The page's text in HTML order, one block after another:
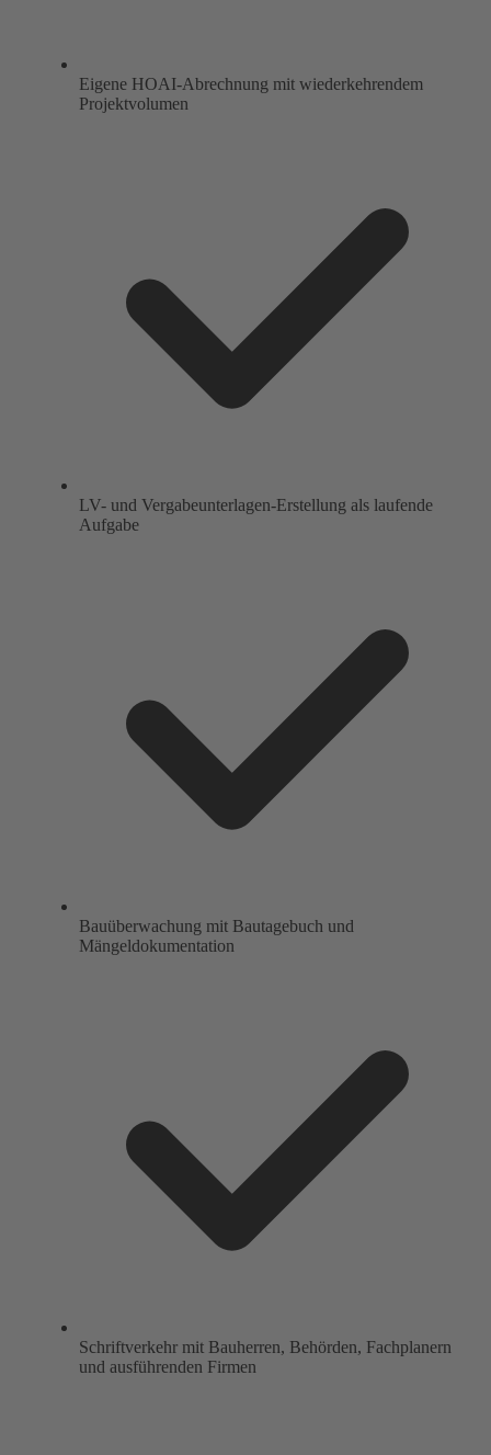
Eigene HOAI-Abrechnung mit wiederkehrendem
Projektvolumen
LV- und Vergabeunterlagen-Erstellung als laufende
Aufgabe
Bauüberwachung mit Bautagebuch und
Mängeldokumentation
Schriftverkehr mit Bauherren, Behörden, Fachplanern
und ausführenden Firmen